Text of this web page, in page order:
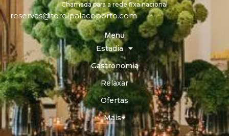
Chamada para a rede fixa nacional
reservas@torelpalaceporto.com
Menu
Estadia
Gastronomia
Relaxar
Ofertas
Mais